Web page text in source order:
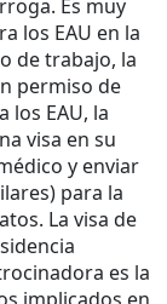
Es muy
los EAU en la
de trabajo, la
permiso de
los EAU, la
visa en su
y enviar
para la
La visa de
es la